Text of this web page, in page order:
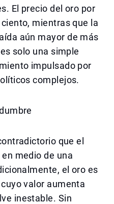
El precio del oro por
mientras que la
aún mayor de más
solo una simple
impulsado por
complejos.
que el
medio de una
el oro es
valor aumenta
inestable. Sin